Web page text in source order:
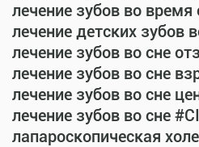
лечение зубов во время
лечение детских зубов
лечение зубов во сне
лечение зубов во сне
лечение зубов во сне
лечение зубов во сне
лапароскопическая